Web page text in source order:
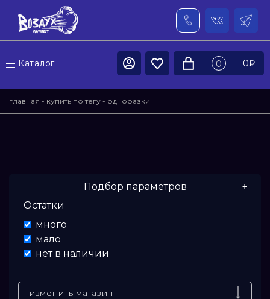
Каталог 0 0₽
главная - купить по тегу - одноразки
Подбор параметров
Цена
От
До
Остатки
много
мало
нет в наличии
изменить магазин